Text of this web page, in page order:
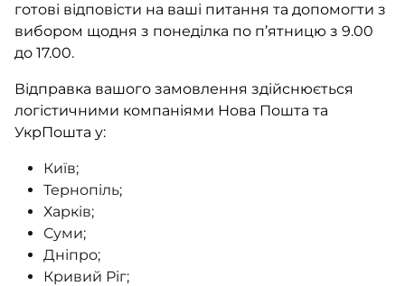
готові відповісти на ваші питання та допомогти з
вибором щодня з понеділка по п’ятницю з 9.00
до 17.00.
Відправка вашого замовлення здійснюється
логістичними компаніями Нова Пошта та
УкрПошта у:
Київ;
Тернопіль;
Харків;
Суми;
Дніпро;
Кривий Ріг;